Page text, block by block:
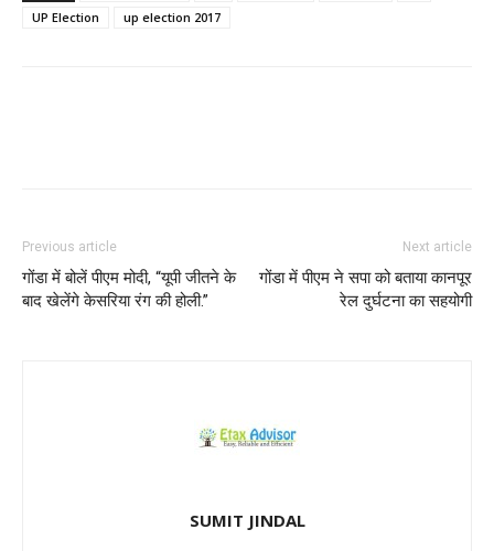
UP Election
up election 2017
Previous article
गोंडा में बोलें पीएम मोदी, “यूपी जीतने के
बाद खेलेंगे केसरिया रंग की होली.”
Next article
गोंडा में पीएम ने सपा को बताया कानपूर
रेल दुर्घटना का सहयोगी
SUMIT JINDAL